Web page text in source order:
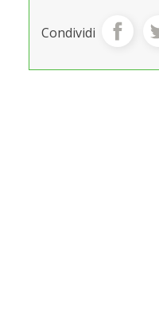
Condividi